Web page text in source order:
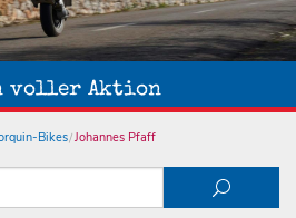
voller Aktion
Bikes Johannes Pfaff